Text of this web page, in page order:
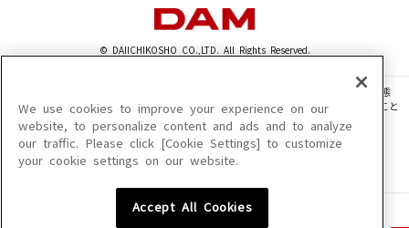
© DAIICHIKOSHO CO.,LTD. All Rights Reserved.
このサイトに掲載されている一切の文章・画像・写真・動画・音声等を、手段や形態
を問わず、著作権法の定める範囲を超えて無断で複製、転載、ファイル化などすること
を禁じます。
楽曲及びコンテンツは、機種によりご利用いただけない場合があります。
楽曲及びコンテンツの配信日、配信内容が変更になる場合があります。
We use cookies to improve your experience on our
website, to personalize content and ads and to analyze
our traffic. Please click [Cookie Settings] to customize
your cookie settings on our website.
Accept All Cookies